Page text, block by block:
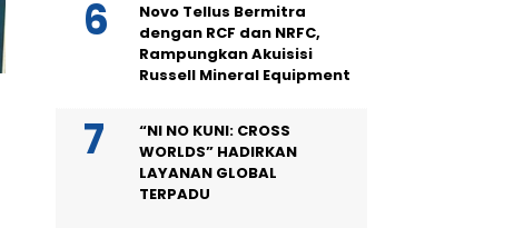
Novo Tellus Bermitra
dengan RCF dan NRFC,
Rampungkan Akuisisi
Russell Mineral Equipment
“NI NO KUNI: CROSS
WORLDS” HADIRKAN
LAYANAN GLOBAL
TERPADU